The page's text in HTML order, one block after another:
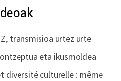
transmisioa urtez urte
eta ikusmoldea
diversité culturelle : même